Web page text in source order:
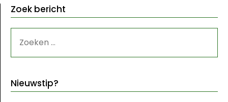
Zoek bericht
NAAR:
Nieuwstip?